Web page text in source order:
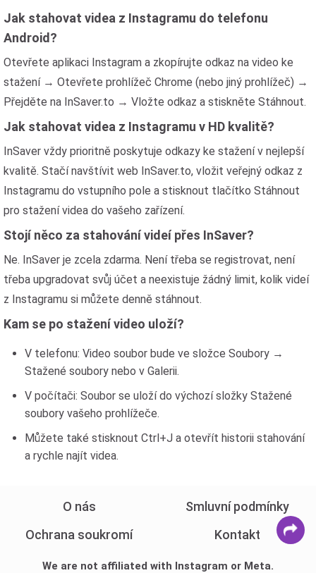
Jak stahovat videa z Instagramu do telefonu
Android?
Otevřete aplikaci Instagram a zkopírujte odkaz na video ke
stažení → Otevřete prohlížeč Chrome (nebo jiný prohlížeč) →
Přejděte na InSaver.to → Vložte odkaz a stiskněte Stáhnout.
Jak stahovat videa z Instagramu v HD kvalitě?
InSaver vždy prioritně poskytuje odkazy ke stažení v nejlepší
kvalitě. Stačí navštívit web InSaver.to, vložit veřejný odkaz z
Instagramu do vstupního pole a stisknout tlačítko Stáhnout
pro stažení videa do vašeho zařízení.
Stojí něco za stahování videí přes InSaver?
Ne. InSaver je zcela zdarma. Není třeba se registrovat, není
třeba upgradovat svůj účet a neexistuje žádný limit, kolik videí
z Instagramu si můžete denně stáhnout.
Kam se po stažení video uloží?
V telefonu: Video soubor bude ve složce Soubory →
Stažené soubory nebo v Galerii.
V počítači: Soubor se uloží do výchozí složky Stažené
soubory vašeho prohlížeče.
Můžete také stisknout Ctrl+J a otevřít historii stahování
a rychle najít videa.
O nás
Smluvní podmínky
Ochrana soukromí
Kontakt
We are not affiliated with Instagram or Meta.